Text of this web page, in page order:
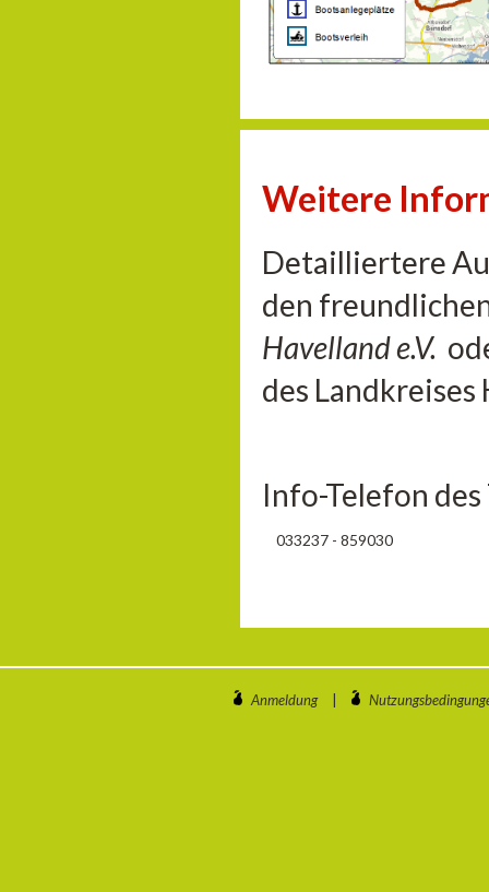
Weitere
Detailliertere
den
Havelland e.V.
des Landkreises
Info-Telefon des
033237 - 859030
Anmeldung